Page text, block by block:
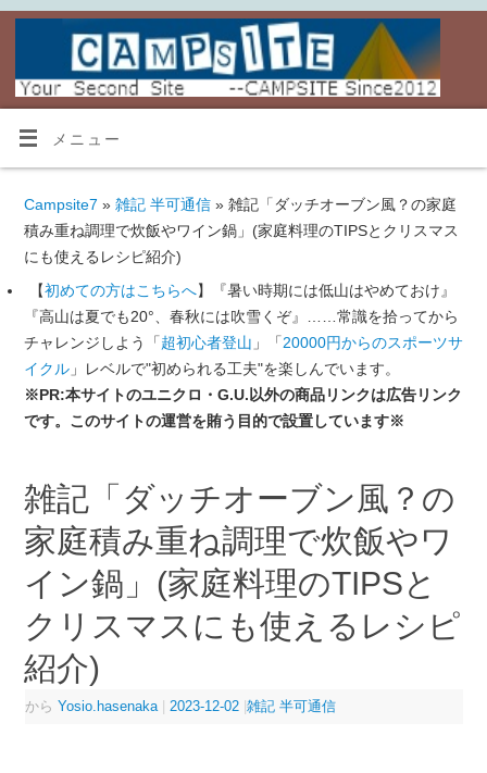
メニュー
Campsite7 » 雑記 半可通信» 雑記「ダッチオーブン風？の家庭
積み重ね調理で炊飯やワイン鍋」(家庭料理のTIPSとクリスマス
にも使えるレシピ紹介)
【初めての方はこちらへ】『暑い時期には低山はやめておけ』
『高山は夏でも20°、春秋には吹雪くぞ』……常識を拾ってから
チャレンジしよう「超初心者登山 」「20000円からのスポーツサ
イクル」レベルで"初められる工夫"を楽しんでいます。
※PR:本サイトのユニクロ・G.U.以外の商品リンクは広告リンク
です。このサイトの運営を賄う目的で設置しています※
雑記「ダッチオーブン風？の
家庭積み重ね調理で炊飯やワ
イン鍋」(家庭料理のTIPSと
クリスマスにも使えるレシピ
紹介)
から Yosio.hasenaka 2023-12-02 雑記 半可通信